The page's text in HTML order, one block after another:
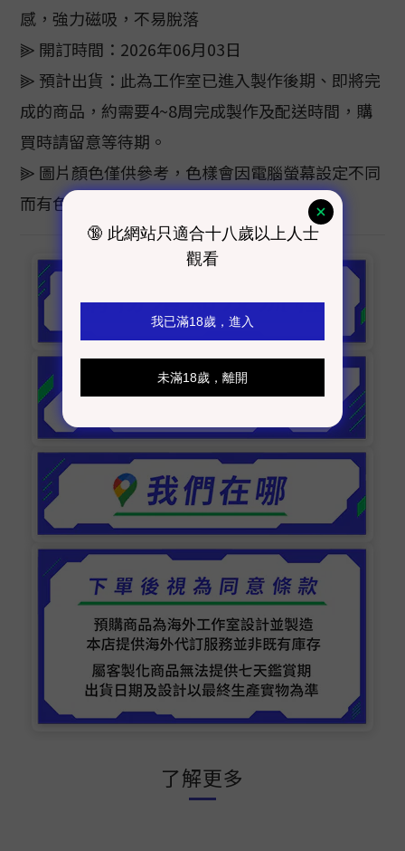
感，強力磁吸，不易脫落
⫸ 開訂時間：2026年06月03日
⫸ 預計出貨：此為工作室已進入製作後期、即將完
成的商品，約需要4~8周完成製作及配送時間，購
買時請留意等待期。
⫸ 圖片顏色僅供參考，色樣會因電腦螢幕設定不同
而有色差，顏色以實際商品為主
了解更多